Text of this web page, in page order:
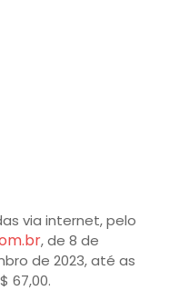
via internet, pelo
, de 8 de
de 2023, até as
67,00.